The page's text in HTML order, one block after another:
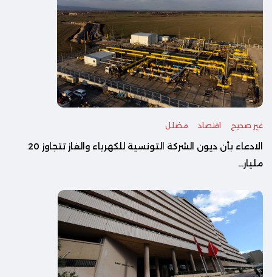
غير صحيح اقتصاد مضلل
الادعاء بأن ديون الشركة التونسية للكهرباء والغاز تتجاوز 20
مليار...